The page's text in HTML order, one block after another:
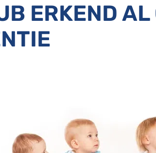
ERKEND AL